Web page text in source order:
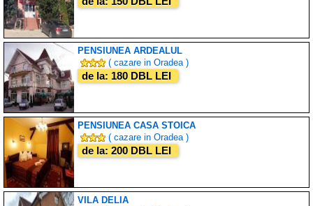
PENSIUNEA ARDEALUL
( cazare in Oradea )
de la: 180 DBL LEI
PENSIUNEA CASA STOICA
( cazare in Oradea )
de la: 200 DBL LEI
VILA DELIA